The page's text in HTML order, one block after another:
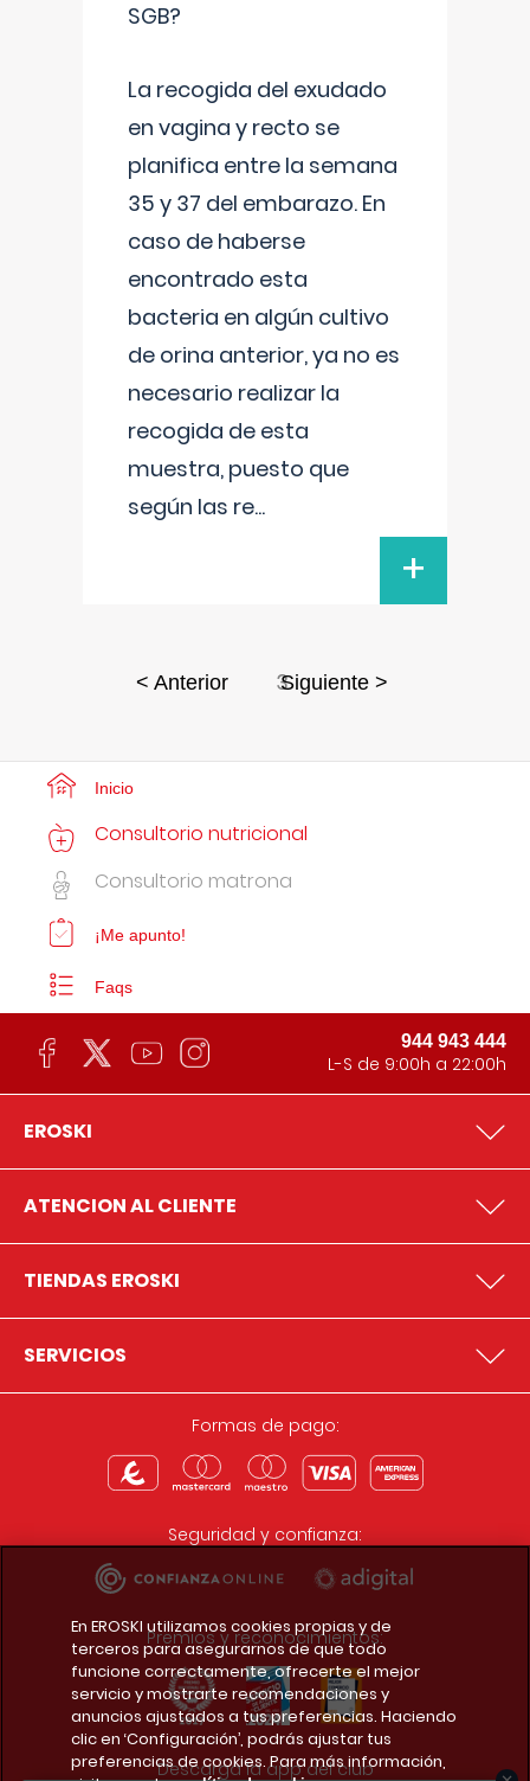
SGB?
La recogida del exudado
en vagina y recto se
planifica entre la semana
35 y 37 del embarazo. En
caso de haberse
encontrado esta
bacteria en algún cultivo
de orina anterior, ya no es
necesario realizar la
recogida de esta
muestra, puesto que
según las re...
+
< Anterior 3Siguiente >
Inicio
Consultorio nutricional
Consultorio matrona
¡Me apunto!
Faqs
944 943 444
L-S de 9:00h a 22:00h
EROSKI
ATENCION AL CLIENTE
TIENDAS EROSKI
SERVICIOS
Formas de pago:
Seguridad y confianza:
Premios y reconocimientos:
Descarga la app del club
En EROSKI utilizamos cookies propias y de
terceros para asegurarnos de que todo
funcione correctamente, ofrecerte el mejor
servicio y mostrarte recomendaciones y
anuncios ajustados a tus preferencias. Haciendo
clic en ‘Configuración’, podrás ajustar tus
preferencias de cookies. Para más información,